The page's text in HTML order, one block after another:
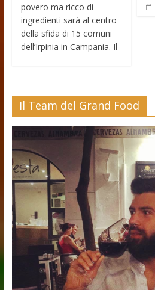
povero ma ricco di
ingredienti sarà al centro
della sfida di 15 comuni
dell’Irpinia in Campania. Il
Il Team del Grand Food